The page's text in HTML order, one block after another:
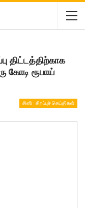
திட்டத்திற்காக
கோடி ரூபாய்
சினி - சிறப்புச் செய்திகள்